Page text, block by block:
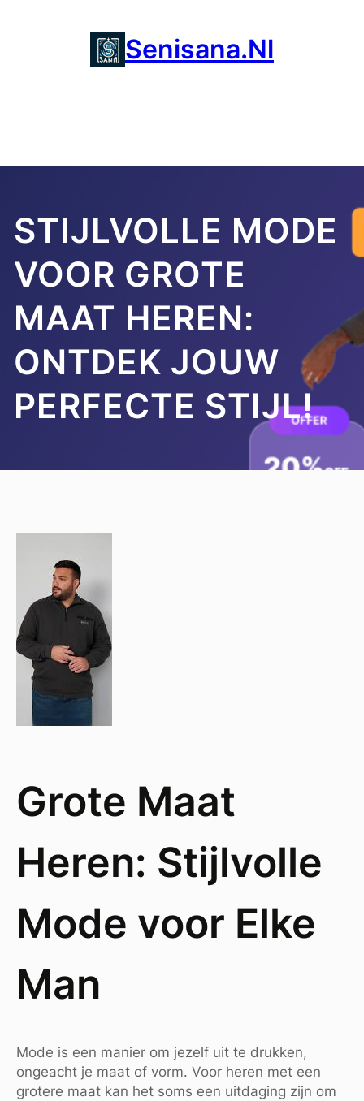
Senisana.nl
STIJLVOLLE MODE
VOOR GROTE
MAAT HEREN:
ONTDEK JOUW
PERFECTE STIJL!
Grote Maat
Heren: Stijlvolle
Mode voor Elke
Man
Mode is een manier om jezelf uit te drukken,
ongeacht je maat of vorm. Voor heren met een
grotere maat kan het soms een uitdaging zijn om